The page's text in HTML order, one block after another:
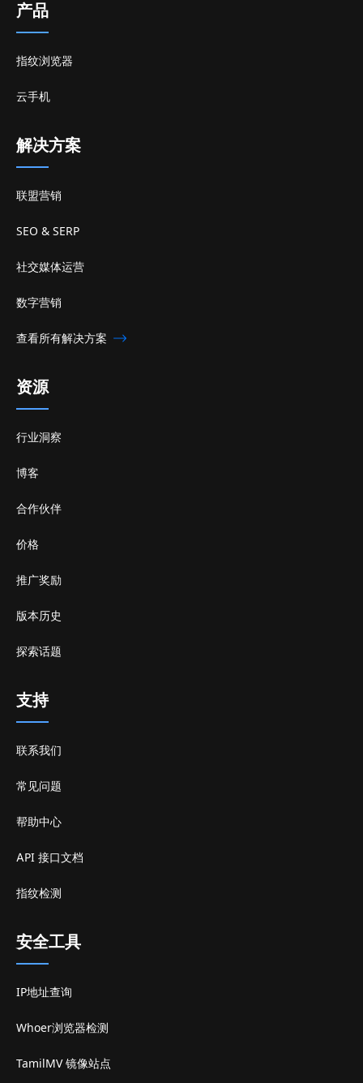
产品
指纹浏览器
云手机
解决方案
联盟营销
SEO & SERP
社交媒体运营
数字营销
查看所有解决方案
资源
行业洞察
博客
合作伙伴
价格
推广奖励
版本历史
探索话题
支持
联系我们
常见问题
帮助中心
API 接口文档
指纹检测
安全工具
IP地址查询
Whoer浏览器检测
TamilMV 镜像站点